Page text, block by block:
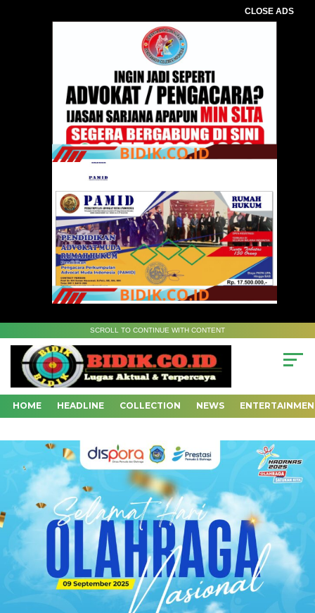
CLOSE ADS
SCROLL TO CONTINUE WITH CONTENT
HOME HEADLINE COLLECTION NEWS